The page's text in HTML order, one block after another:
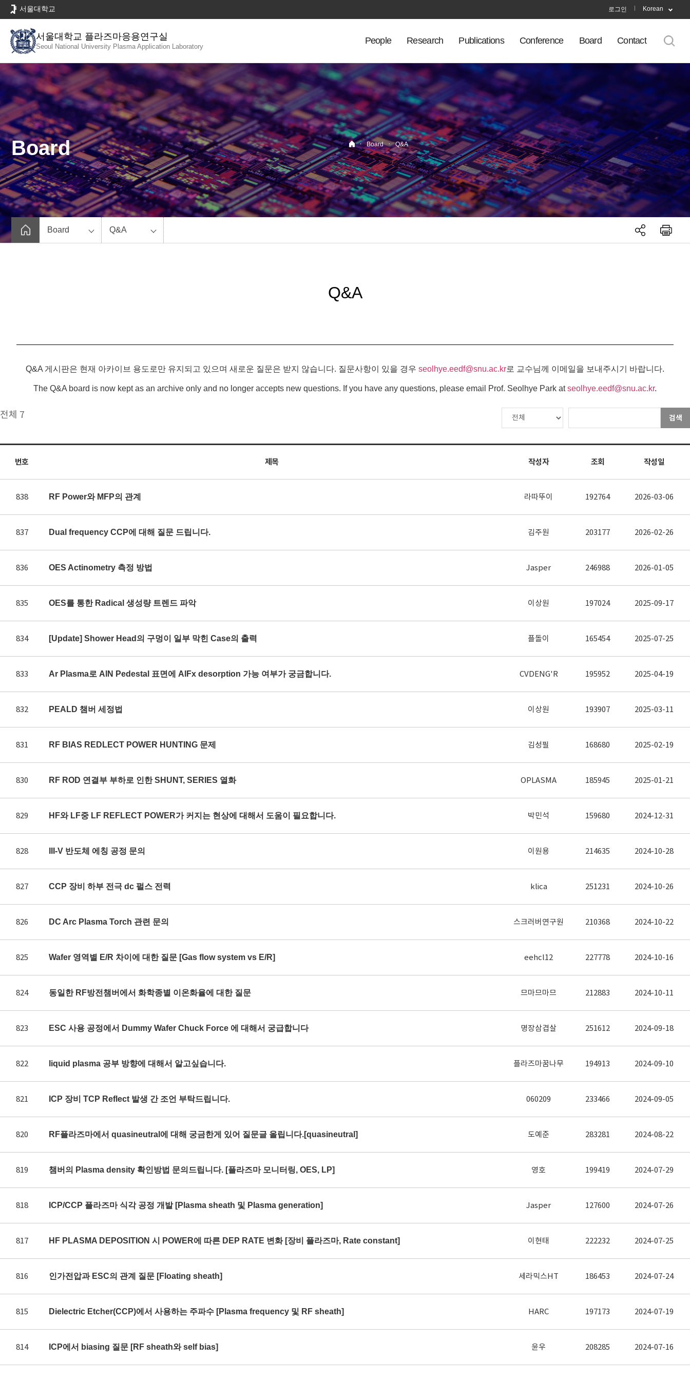
로
뉴
서울대학교 로그인 Korean
서울대학교 플라즈마응용연구실
Seoul National University Plasma Application Laboratory
People Research Publications Conference Board Contact
Board · Board · Q&A
Board Q&A
Q&A
Q&A 게시판은 현재 아카이브 용도로만 유지되고 있으며 새로운 질문은 받지 않습니다. 질문사항이 있을 경우 seolhye.eedf@snu.ac.kr로 교수님께 이메일을 보내주시기 바랍니다.
The Q&A board is now kept as an archive only and no longer accepts new questions. If you have any questions, please email Prof. Seolhye Park atseolhye.eedf@snu.ac.kr.
전체 7 검색
번호 제목 작성자 조회 작성일
838 RF Power와 MFP의 관계 라따뚜이 192764 2026-03-06
837 Dual frequency CCP에 대해 질문 드립니다. 김주원 203177 2026-02-26
836 OES Actinometry 측정 방법 Jasper 246988 2026-01-05
835 OES를 통한 Radical 생성량 트렌드 파악 이상원 197024 2025-09-17
834 [Update] Shower Head의 구멍이 일부 막힌 Case의 출력 플돌이 165454 2025-07-25
833 Ar Plasma로 AlN Pedestal 표면에 AlFx desorption 가능 여부가 궁금합니다. CVDENG'R 195952 2025-04-19
832 PEALD 챔버 세정법 이상원 193907 2025-03-11
831 RF BIAS REDLECT POWER HUNTING 문제 김성필 168680 2025-02-19
830 RF ROD 연결부 부하로 인한 SHUNT, SERIES 열화 OPLASMA 185945 2025-01-21
829 HF와 LF중 LF REFLECT POWER가 커지는 현상에 대해서 도움이 필요합니다. 박민석 159680 2024-12-31
828 III-V 반도체 에칭 공정 문의 이원용 214635 2024-10-28
827 CCP 장비 하부 전극 dc 펄스 전력 klica 251231 2024-10-26
826 DC Arc Plasma Torch 관련 문의 스크러버연구원 210368 2024-10-22
825 Wafer 영역별 E/R 차이에 대한 질문 [Gas flow system vs E/R] eehcl12 227778 2024-10-16
824 동일한 RF방전챔버에서 화학종별 이온화율에 대한 질문 므마므마므 212883 2024-10-11
823 ESC 사용 공정에서 Dummy Wafer Chuck Force 에 대해서 궁급합니다 명장삼겹살 251612 2024-09-18
822 liquid plasma 공부 방향에 대해서 알고싶습니다. 플라즈마꿈나무 194913 2024-09-10
821 ICP 장비 TCP Reflect 발생 간 조언 부탁드립니다. 060209 233466 2024-09-05
820 RF플라즈마에서 quasineutral에 대해 궁금한게 있어 질문글 올립니다.[quasineutral] 도예준 283281 2024-08-22
819 챔버의 Plasma density 확인방법 문의드립니다. [플라즈마 모니터링, OES, LP] 영호 199419 2024-07-29
818 ICP/CCP 플라즈마 식각 공정 개발 [Plasma sheath 및 Plasma generation] Jasper 127600 2024-07-26
817 HF PLASMA DEPOSITION 시 POWER에 따른 DEP RATE 변화 [장비 플라즈마, Rate constant] 이현태 222232 2024-07-25
816 인가전압과 ESC의 관계 질문 [Floating sheath] 세라믹스HT 186453 2024-07-24
815 Dielectric Etcher(CCP)에서 사용하는 주파수 [Plasma frequency 및 RF sheath] HARC 197173 2024-07-19
814 ICP에서 biasing 질문 [RF sheath와 self bias] 윤우 208285 2024-07-16